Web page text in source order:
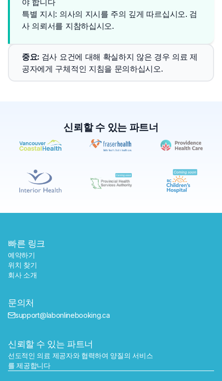
야 합니다
특별 지시: 의사의 지시를 주의 깊게 따르십시오. 검
사 의뢰서를 지참하십시오.
중요: 검사 요건에 대해 확실하지 않은 경우 의료 제
공자에게 구체적인 지침을 문의하십시오.
신뢰할 수 있는 파트너
빠른 링크
예약하기
위치 찾기
회사 소개
문의처
support@labonlinebooking.ca
신뢰할 수 있는 파트너
선도적인 의료 제공자와 협력하여 양질의 서비스
를 제공합니다
✕